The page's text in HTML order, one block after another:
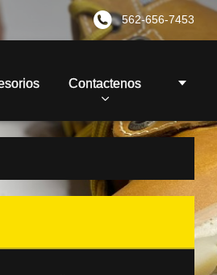
562-656-7453
Contactenos